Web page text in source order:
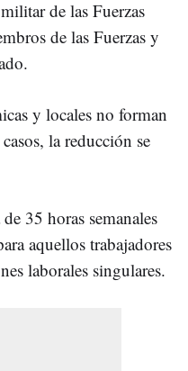
de las Fuerzas
de las Fuerzas y
y locales no forman
la reducción se
35 horas semanales
aquellos trabajadores
laborales singulares.